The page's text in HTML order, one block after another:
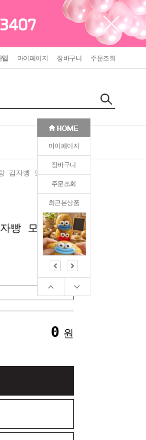
마이페이지
장바구니
주문조회
최근본상품
입 마이페이지 장바구니 주문조회
판촉(인쇄)
감자빵 모양 슬랑이
1
빵 모양 슬
0 원